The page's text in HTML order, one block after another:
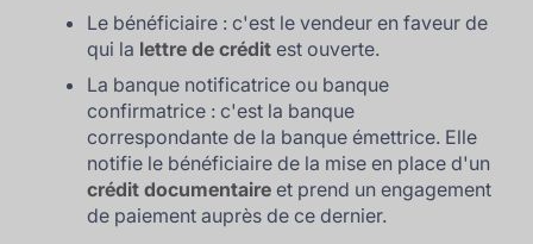
Le bénéficiaire : c'est le vendeur en faveur de
qui la lettre de crédit est ouverte.
La banque notificatrice ou banque
confirmatrice : c'est la banque
correspondante de la banque émettrice. Elle
notifie le bénéficiaire de la mise en place d'un
crédit documentaire et prend un engagement
de paiement auprès de ce dernier.